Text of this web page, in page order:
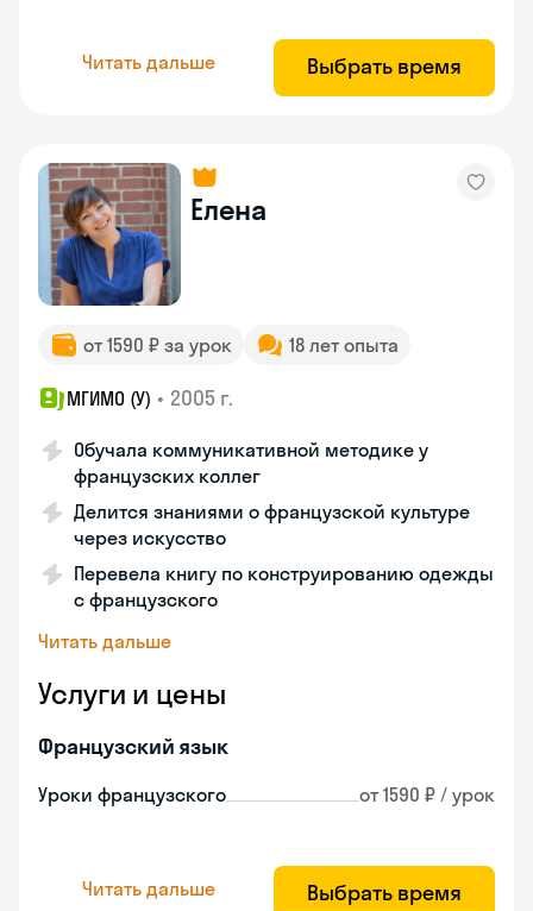
Читать дальше Выбрать время
Елена
от 1590 ₽ за урок 18 лет опыта
МГИМО (У) • 2005 г.
Обучала коммуникативной методике у
французских коллег
Делится знаниями о французской культуре
через искусство
Перевела книгу по конструированию одежды
с французского
Читать дальше
Услуги и цены
Французский язык
Уроки французского от 1590 ₽ / урок
Читать дальше Выбрать время